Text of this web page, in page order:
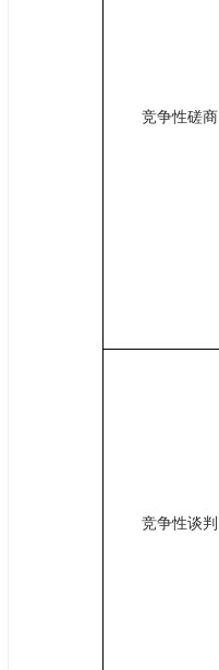
竞争性磋商
竞争性谈判